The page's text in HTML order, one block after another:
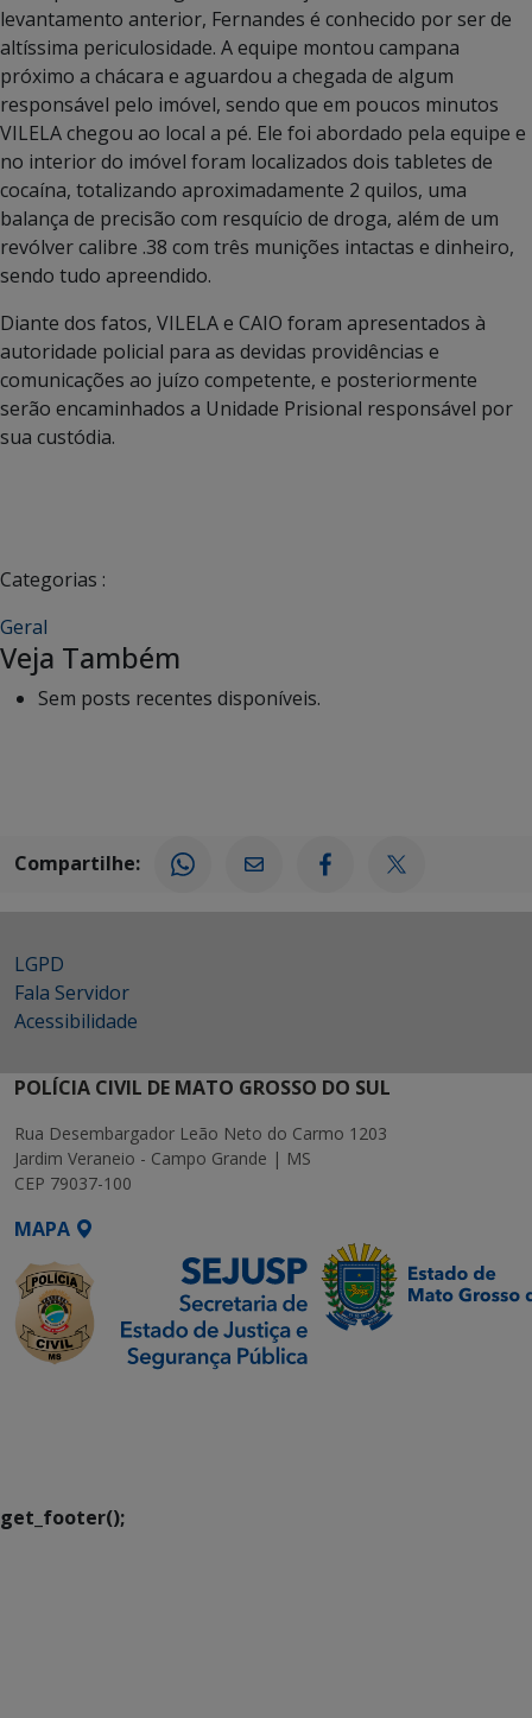
levantamento anterior, Fernandes é conhecido por ser de
altíssima periculosidade. A equipe montou campana
próximo a chácara e aguardou a chegada de algum
responsável pelo imóvel, sendo que em poucos minutos
VILELA chegou ao local a pé. Ele foi abordado pela equipe e
no interior do imóvel foram localizados dois tabletes de
cocaína, totalizando aproximadamente 2 quilos, uma
balança de precisão com resquício de droga, além de um
revólver calibre .38 com três munições intactas e dinheiro,
sendo tudo apreendido.
Diante dos fatos, VILELA e CAIO foram apresentados à
autoridade policial para as devidas providências e
comunicações ao juízo competente, e posteriormente
serão encaminhados a Unidade Prisional responsável por
sua custódia.
Categorias :
Geral
Veja Também
Sem posts recentes disponíveis.
Compartilhe:
LGPD
Fala Servidor
Acessibilidade
POLÍCIA CIVIL DE MATO GROSSO DO SUL
Rua Desembargador Leão Neto do Carmo 1203
Jardim Veraneio - Campo Grande | MS
CEP 79037-100
MAPA
get_footer();